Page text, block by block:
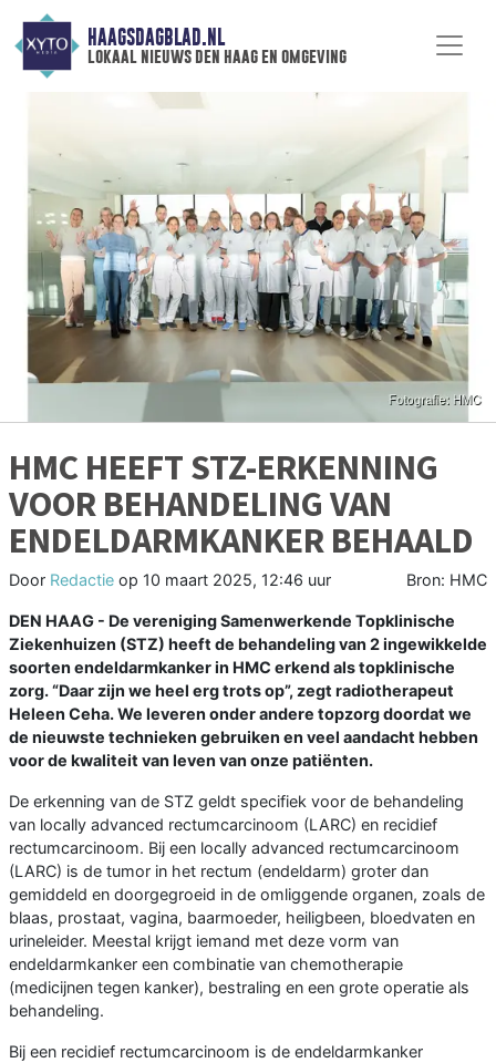
HAAGSDAGBLAD.NL
lokaal nieuws den haag en omgeving
HMC HEEFT STZ-ERKENNING
VOOR BEHANDELING VAN
ENDELDARMKANKER BEHAALD
Door Redactie op 10 maart 2025, 12:46 uur Bron: HMC
DEN HAAG - De vereniging Samenwerkende Topklinische
Ziekenhuizen (STZ) heeft de behandeling van 2 ingewikkelde
soorten endeldarmkanker in HMC erkend als topklinische
zorg. “Daar zijn we heel erg trots op”, zegt radiotherapeut
Heleen Ceha. We leveren onder andere topzorg doordat we
de nieuwste technieken gebruiken en veel aandacht hebben
voor de kwaliteit van leven van onze patiënten.
De erkenning van de STZ geldt specifiek voor de behandeling
van locally advanced rectumcarcinoom (LARC) en recidief
rectumcarcinoom. Bij een locally advanced rectumcarcinoom
(LARC) is de tumor in het rectum (endeldarm) groter dan
gemiddeld en doorgegroeid in de omliggende organen, zoals de
blaas, prostaat, vagina, baarmoeder, heiligbeen, bloedvaten en
urineleider. Meestal krijgt iemand met deze vorm van
endeldarmkanker een combinatie van chemotherapie
(medicijnen tegen kanker), bestraling en een grote operatie als
behandeling.
Bij een recidief rectumcarcinoom is de endeldarmkanker